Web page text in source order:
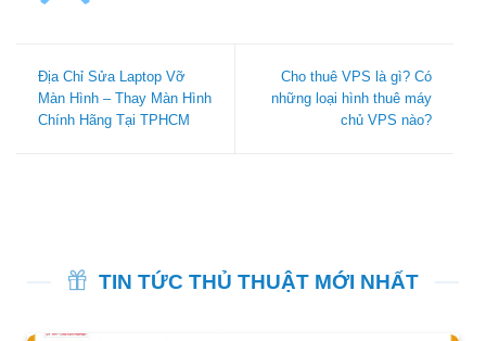
Địa Chỉ Sửa Laptop Vỡ
Màn Hình – Thay Màn Hình
Chính Hãng Tại TPHCM
Cho thuê VPS là gì? Có
những loại hình thuê máy
chủ VPS nào?
TIN TỨC THỦ THUẬT MỚI NHẤT